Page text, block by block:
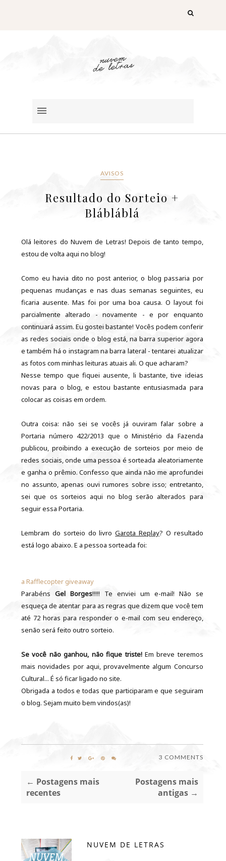
AVISOS
Resultado do Sorteio +
Blábláblá
Olá leitores do Nuvem de Letras! Depois de tanto tempo,
estou de volta aqui no blog!
Como eu havia dito no post anterior, o blog passaria por
pequenas mudanças e nas duas semanas seguintes, eu
ficaria ausente. Mas foi por uma boa causa. O layout foi
parcialmente alterado - novamente - e por enquanto
continuará assim. Eu gostei bastante! Vocês podem conferir
as redes sociais onde o blog está, na barra superior agora
e também há o instagram na barra lateral - tentarei atualizar
as fotos com minhas leituras atuais ali. O que acharam?
Nesse tempo que fiquei ausente, li bastante, tive ideias
novas para o blog, e estou bastante entusiasmada para
colocar as coisas em ordem.
Outra coisa: não sei se vocês já ouviram falar sobre a
Portaria número 422/2013 que o Ministério da Fazenda
publicou, proibindo a execução de sorteios por meio de
redes sociais, onde uma pessoa é sorteada aleatoriamente
e ganha o prêmio. Confesso que ainda não me aprofundei
no assunto, apenas ouvi rumores sobre isso; entretanto,
sei que os sorteios aqui no blog serão alterados para
seguir essa Portaria.
Lembram do sorteio do livroGarota Replay? O resultado
está logo abaixo. E a pessoa sorteada foi:
a Rafflecopter giveaway
Parabéns Gel Borges!!!!! Te enviei um e-mail! Não se
esqueça de atentar para as regras que dizem que você tem
até 72 horas para responder o e-mail com seu endereço,
senão será feito outro sorteio.
Se você não ganhou, não fique triste!Em breve teremos
mais novidades por aqui, provavelmente algum Concurso
Cultural... É só ficar ligado no site.
Obrigada a todos e todas que participaram e que seguiram
o blog. Sejam muito bem vindos(as)!
3 COMMENTS
← Postagens mais
recentes
Postagens mais
antigas →
NUVEM DE LETRAS